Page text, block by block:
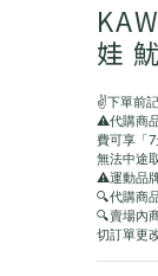
娃
✌️下單前
⚠️代購商
費可享「7
無法中途
⚠️運動品
🔍代購商
🔍賣場內
切訂單更